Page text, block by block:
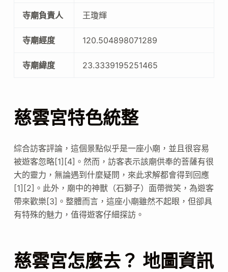
寺廟負責人 王瓊輝
寺廟經度 120.504898071289
寺廟緯度 23.3339195251465
慈雲宮特色統整
綜合訪客評論，這個景點似乎是一座小廟，並且很容易
被遊客忽略[1][4]。然而，訪客表示該廟供奉的菩薩有很
大的靈力，無論遇到什麼疑問，來此求解都會得到回應
[1][2]。此外，廟中的神獸（石獅子）面帶微笑，為遊客
帶來歡樂[3]。整體而言，這座小廟雖然不起眼，但卻具
有特殊的魅力，值得遊客仔細探訪。
慈雲宮怎麼去？ 地圖資訊